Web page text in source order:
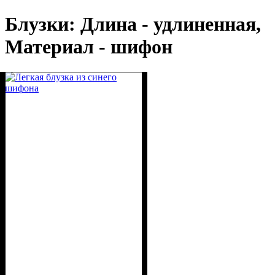
Блузки: Длина - удлиненная,
Материал - шифон